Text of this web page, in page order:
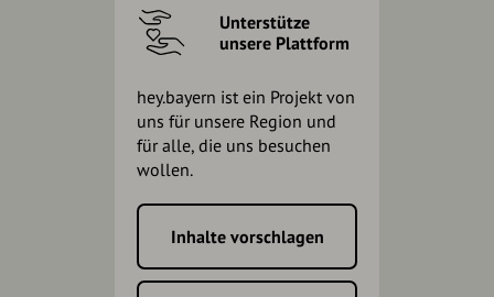
Unterstütze
unsere Plattform
hey.bayern ist ein Projekt von
uns für unsere Region und
für alle, die uns besuchen
wollen.
Inhalte vorschlagen